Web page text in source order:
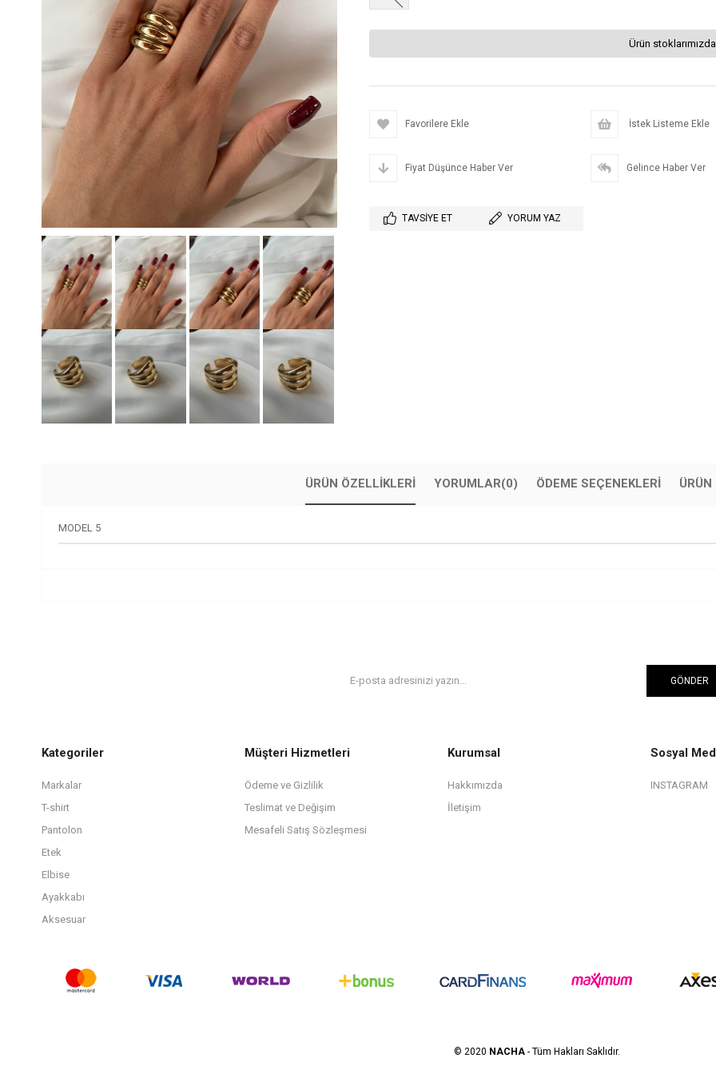
Ürün
Favorilere Ekle İstek Listeme Ekle
Fiyat Düşünce Haber Ver Gelince Haber Ver
TAVSIYE ET YORUM YAZ
ÜRÜN ÖZELLIKLERI YORUMLAR(0) ÖDEME SEÇENEKLERI ÜRÜN
MODEL 5
GÖNDER
Kategoriler
Markalar
T-shirt
Pantolon
Etek
Elbise
Ayakkabı
Aksesuar
Müşteri Hizmetleri
Ödeme ve Gizlilik
Teslimat ve Değişim
Mesafeli Satış Sözleşmesi
Kurumsal
Hakkımızda
İletişim
Sosyal
INSTAGRAM
© 2020 NACHA - Tüm Hakları Saklıdır.